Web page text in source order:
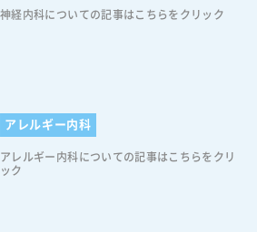
後のひどい眠気を解消するために 糖尿病が
眠気がくるのはな
すことから「副交感神経」が優位になり、心
気なら健康な人にもある自然な現象と言える
とはありません。しかし強い眠気が長時間続
要です。もしかしたら糖尿病の初期症状かも
る方は「糖尿病の疑い」があるのでしょう
神経内科についての記事はこちらをクリック
アレルギー内科
アレルギー内科についての記事はこちらをクリ
ック